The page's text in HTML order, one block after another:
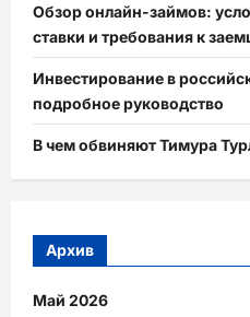
Обзор онлайн-займов:
ставки и требования к
Инвестирование в
подробное руководство
В чем обвиняют Тимура
Архив
Май 2026